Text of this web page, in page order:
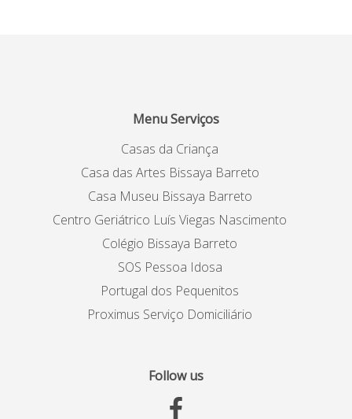
Menu Serviços
Casas da Criança
Casa das Artes Bissaya Barreto
Casa Museu Bissaya Barreto
Centro Geriátrico Luís Viegas Nascimento
Colégio Bissaya Barreto
SOS Pessoa Idosa
Portugal dos Pequenitos
Proximus Serviço Domiciliário
Follow us